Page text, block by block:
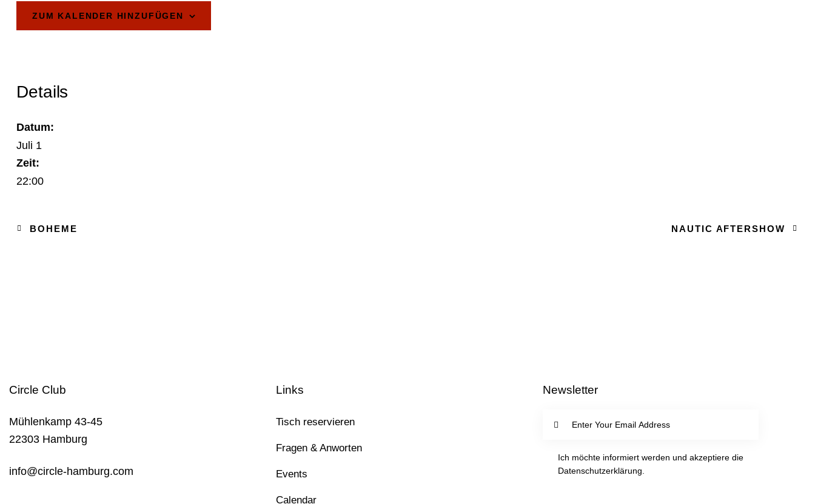
ZUM KALENDER HINZUFÜGEN
Details
Datum:
Juli 1
Zeit:
22:00
BOHEME NAUTIC AFTERSHOW
Circle Club
Mühlenkamp 43-45
22303 Hamburg
info@circle-hamburg.com
Links
Tisch reservieren
Fragen & Anworten
Events
Calendar
Newsletter
Ich möchte informiert werden und akzeptiere die
Datenschutzerklärung